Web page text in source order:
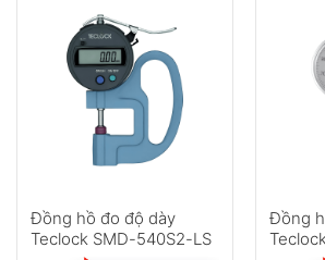
Hỏi đáp
Anh
Đồng hồ đo độ dày
Teclock SMD-540S2-LS
Đồng